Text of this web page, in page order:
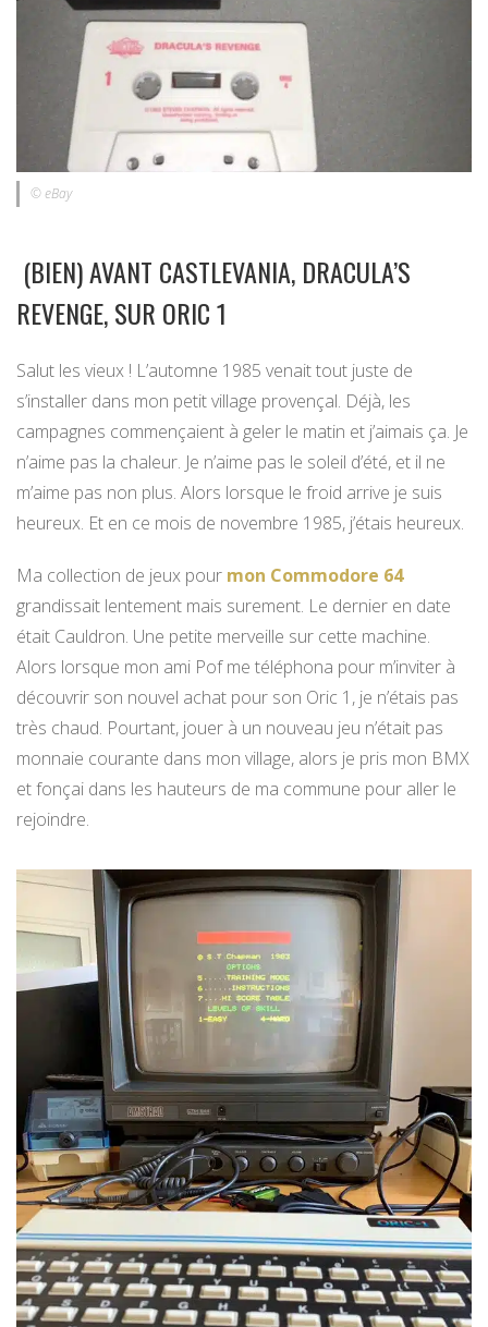
© eBay
(BIEN) AVANT CASTLEVANIA, DRACULA’S
REVENGE, SUR ORIC 1
Salut les vieux ! L’automne 1985 venait tout juste de
s’installer dans mon petit village provençal. Déjà, les
campagnes commençaient à geler le matin et j’aimais ça. Je
n’aime pas la chaleur. Je n’aime pas le soleil d’été, et il ne
m’aime pas non plus. Alors lorsque le froid arrive je suis
heureux. Et en ce mois de novembre 1985, j’étais heureux.
Ma collection de jeux pour mon Commodore 64
grandissait lentement mais surement. Le dernier en date
était Cauldron. Une petite merveille sur cette machine.
Alors lorsque mon ami Pof me téléphona pour m’inviter à
découvrir son nouvel achat pour son Oric 1, je n’étais pas
très chaud. Pourtant, jouer à un nouveau jeu n’était pas
monnaie courante dans mon village, alors je pris mon BMX
et fonçai dans les hauteurs de ma commune pour aller le
rejoindre.